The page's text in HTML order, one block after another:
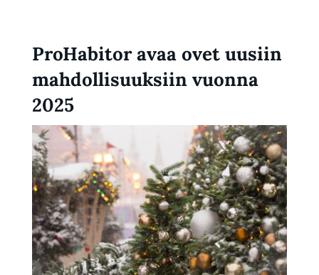
ProHabitor avaa ovet uusiin
mahdollisuuksiin vuonna
2025